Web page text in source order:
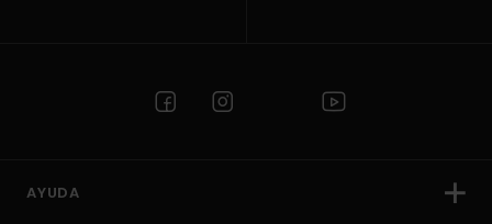
AYUDA